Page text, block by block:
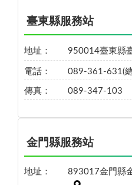
臺東縣服務站
地址： 950014臺東縣
電話： 089-361-631(
傳真： 089-347-103
金門縣服務站
地址： 893017金門縣